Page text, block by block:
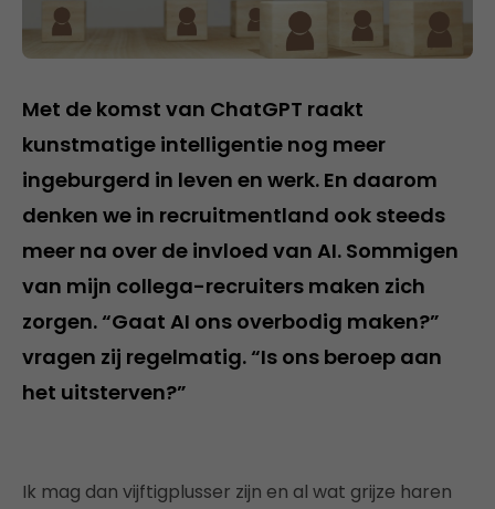
Met de komst van ChatGPT raakt
kunstmatige intelligentie nog meer
ingeburgerd in leven en werk. En daarom
denken we in recruitmentland ook steeds
meer na over de invloed van AI. Sommigen
van mijn collega-recruiters maken zich
zorgen. “Gaat AI ons overbodig maken?”
vragen zij regelmatig. “Is ons beroep aan
het uitsterven?”
Ik mag dan vijftigplusser zijn en al wat grijze haren